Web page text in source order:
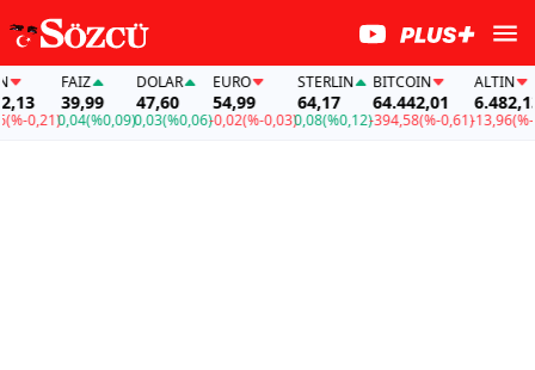
0,21)
FAİZ
39,99
0,04(%0,09)
DOLAR
47,60
0,03(%0,06)
EURO
54,99
-0,02(%-0,03)
STERLIN
64,17
0,08(%0,12)
BITCOIN
64.442,01
-394,58(%-0,61)
ALTIN
6.482,13
-13,96(%-